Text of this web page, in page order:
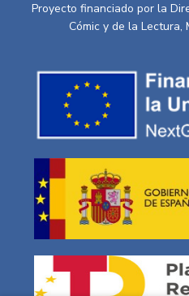
Proyecto financiado por la
Cómic y de la Lectura,